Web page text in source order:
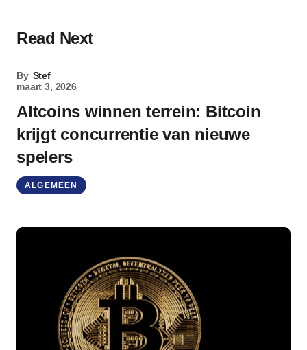
Read Next
By Stef
maart 3, 2026
Altcoins winnen terrein: Bitcoin
krijgt concurrentie van nieuwe
spelers
ALGEMEEN